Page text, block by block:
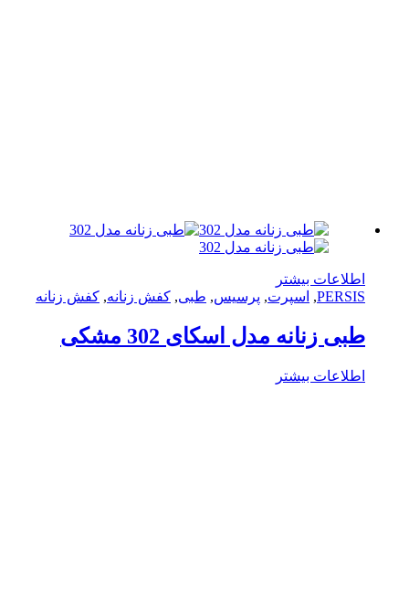
بیشتر
اسپرت,پرسیس, طبی,کفش زنانه,کفش زنانه
زنانه مدل اسکای 302 مشکی
بیشتر